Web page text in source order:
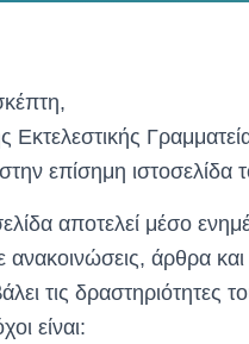
Εκτελεστικής
επίσημη ιστοσελίδα
αποτελεί μέσο
άρθρα
τις
είναι: